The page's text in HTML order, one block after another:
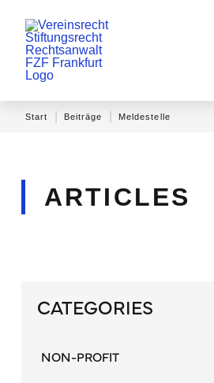
Start Beiträge Meldestelle
ARTICLES
CATEGORIES
NON-PROFIT